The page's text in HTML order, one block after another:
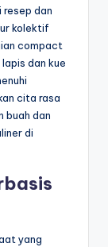
resep dan
kolektif
compact
dan kue
cita rasa
buah dan
di
yang